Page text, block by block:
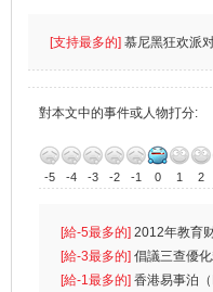
[支持最多的] 慕尼黑狂欢派
對本文中的事件或人物打分:
-5 -4 -3 -2 -1 0 1 2
[給-5最多的] 2012年教育
首位
[給-3最多的] 倡議三查優
生
[給-1最多的] 香港易事泊